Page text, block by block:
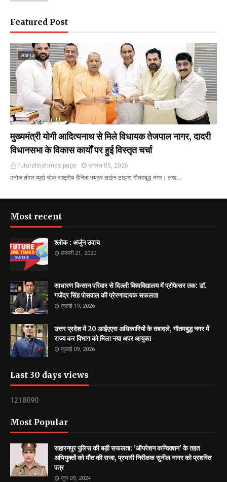
Featured Post
लखनऊ
मुख्यमंत्री योगी आदित्यनाथ से मिले विधायक तेजपाल नागर, दादरी
विधानसभा के विकास कार्यों पर हुई विस्तृत चर्चा
Futurelinetimes.page
अगस्त 05, 2026
मनोज तोमर ब्यूरो चीफ राष्ट्रीय दैनिक फ्यूचर लाईन टाइम्स गौतमबुद्ध नगर। लख…
Most recent
श्लोक : अर्जुन उवाच
फ़रवरी 21, 2020
साधारण किसान परिवार से दिल्ली विश्वविद्यालय में प्रोफेसर तक: डॉ.
गजेंद्र सिंह पोसवाल की प्रेरणादायक सफलता
जुलाई 19, 2026
उत्तर प्रदेश में 20 आईएएस अधिकारियों के तबादले, गौतमबुद्ध नगर में
राज्य कर विभाग को मिला नया अपर आयुक्त
जुलाई 09, 2026
Last 30 days views
1 21 8090
Most Popular
सहारनपुर पुलिस की बड़ी सफलता: 'ऑपरेशन कन्विक्शन' के तहत
अभियुक्तों को मौत की सजा, प्रभारी निरीक्षक सुनील नागर को प्रशस्ति
पत्र
जून 09, 2024